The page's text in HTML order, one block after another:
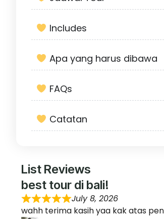
Includes
Apa yang harus dibawa
FAQs
Catatan
List Reviews
best tour di bali!
July 8, 2026
wahh terima kasih yaa kak atas